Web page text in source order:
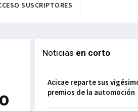
SUSCRIPTORES
Noticias en corto
Acicae reparte sus
premios de la automoción